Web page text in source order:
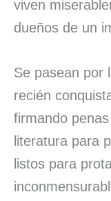
viven
dueños de un
Se pasean por
recién
firmando
literatura para
listos para